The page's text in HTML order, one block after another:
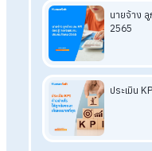
• ออกรายงานสำหรับ
ดังนั้น โปรแกรมบริห
ปัญหางานเอกสารขอ